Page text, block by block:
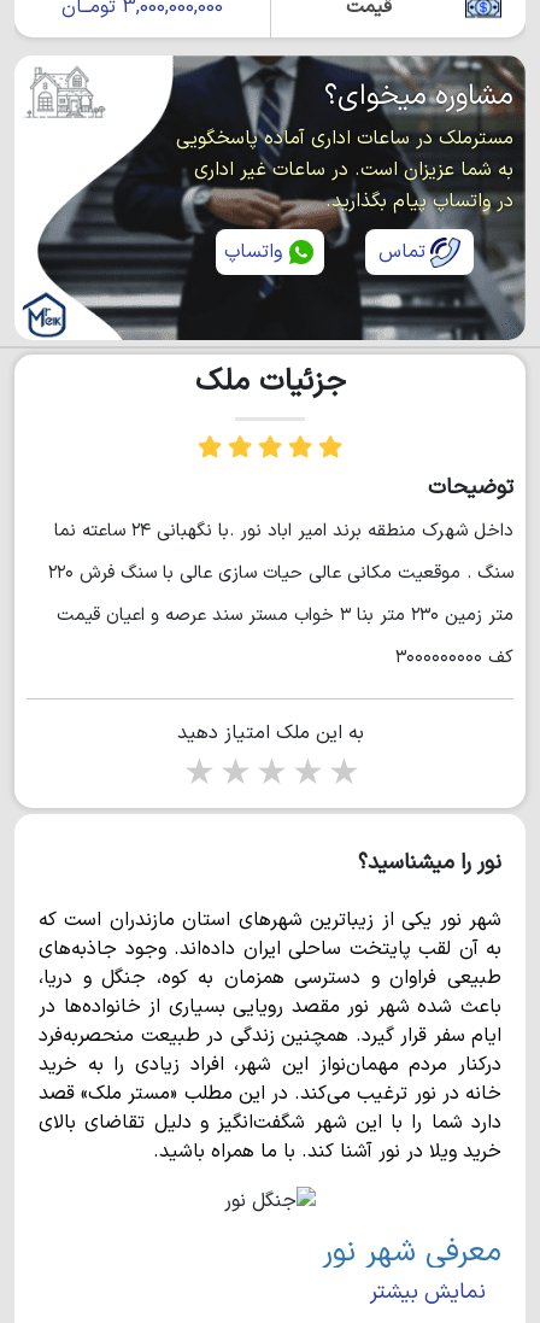
قیمت 3,000,000,000 تومــان
مشاوره میخوای؟
مسترملک در ساعات اداری آماده پاسخگویی
به شما عزیزان است. در ساعات غیر اداری
در واتساپ پیام بگذارید.
تماس
واتساپ
جزئیات ملک
توضیحات
داخل شهرک منطقه برند امیر اباد نور .با نگهبانی ۲۴ ساعته نما
سنگ . موقعیت مکانی عالی حیات سازی عالی با سنگ فرش ۲۲۰
متر زمین ۲۳۰ متر بنا ۳ خواب مستر سند عرصه و اعیان قیمت
کف ۳۰۰۰۰۰۰۰۰۰
به این ملک امتیاز دهید
5 stars
4 stars
3 stars
2 stars
نور را میشناسید؟
شهر نور یکی از زیباترین شهرهای استان مازندران است که
به آن لقب پایتخت ساحلی ایران داده‌اند. وجود جاذبه‌های
طبیعی فراوان و دسترسی همزمان به کوه، جنگل و دریا،
باعث شده شهر نور مقصد رویایی بسیاری از خانواده‌ها در
ایام سفر قرار گیرد. همچنین زندگی در طبیعت منحصربه‌فرد
درکنار مردم مهمان‌نواز این شهر، افراد زیادی را به خرید
خانه در نور ترغیب می‌کند. در این مطلب «مستر ملک» قصد
دارد شما را با این شهر شگفت‌انگیز و دلیل تقاضای بالای
خرید ویلا در نور آشنا کند. با ما همراه باشید.
معرفی شهر نور
شهر نور در بخش مرکزی شهرستانی به همین نام واقع شده
نمایش بیشتر